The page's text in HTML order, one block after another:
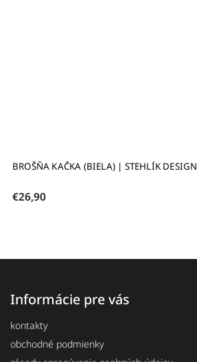
BROŠŇA KAČKA (BIELA) | STEHLÍK DESIGN
€26,90
Informácie pre vás
kontakty
obchodné podmienky